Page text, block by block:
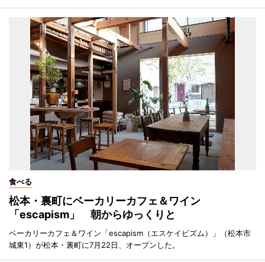
食べる
松本・裏町にベーカリーカフェ＆ワイン
「escapism」 朝からゆっくりと
ベーカリーカフェ＆ワイン「escapism（エスケイピズム）」（松本市
城東1）が松本・裏町に7月22日、オープンした。